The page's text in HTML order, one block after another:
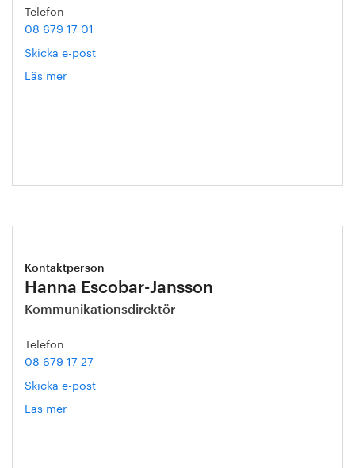
Telefon
08 679 17 01
Skicka e-post
Läs mer
Kontaktperson
Hanna Escobar-Jansson
Kommunikationsdirektör
Telefon
08 679 17 27
Skicka e-post
Läs mer